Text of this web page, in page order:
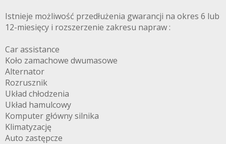
Istnieje możliwość przedłużenia gwarancji na okres 6 lub
12-miesięcy i rozszerzenie zakresu napraw :
Car assistance
Koło zamachowe dwumasowe
Alternator
Rozrusznik
Układ chłodzenia
Układ hamulcowy
Komputer główny silnika
Klimatyzację
Auto zastępcze